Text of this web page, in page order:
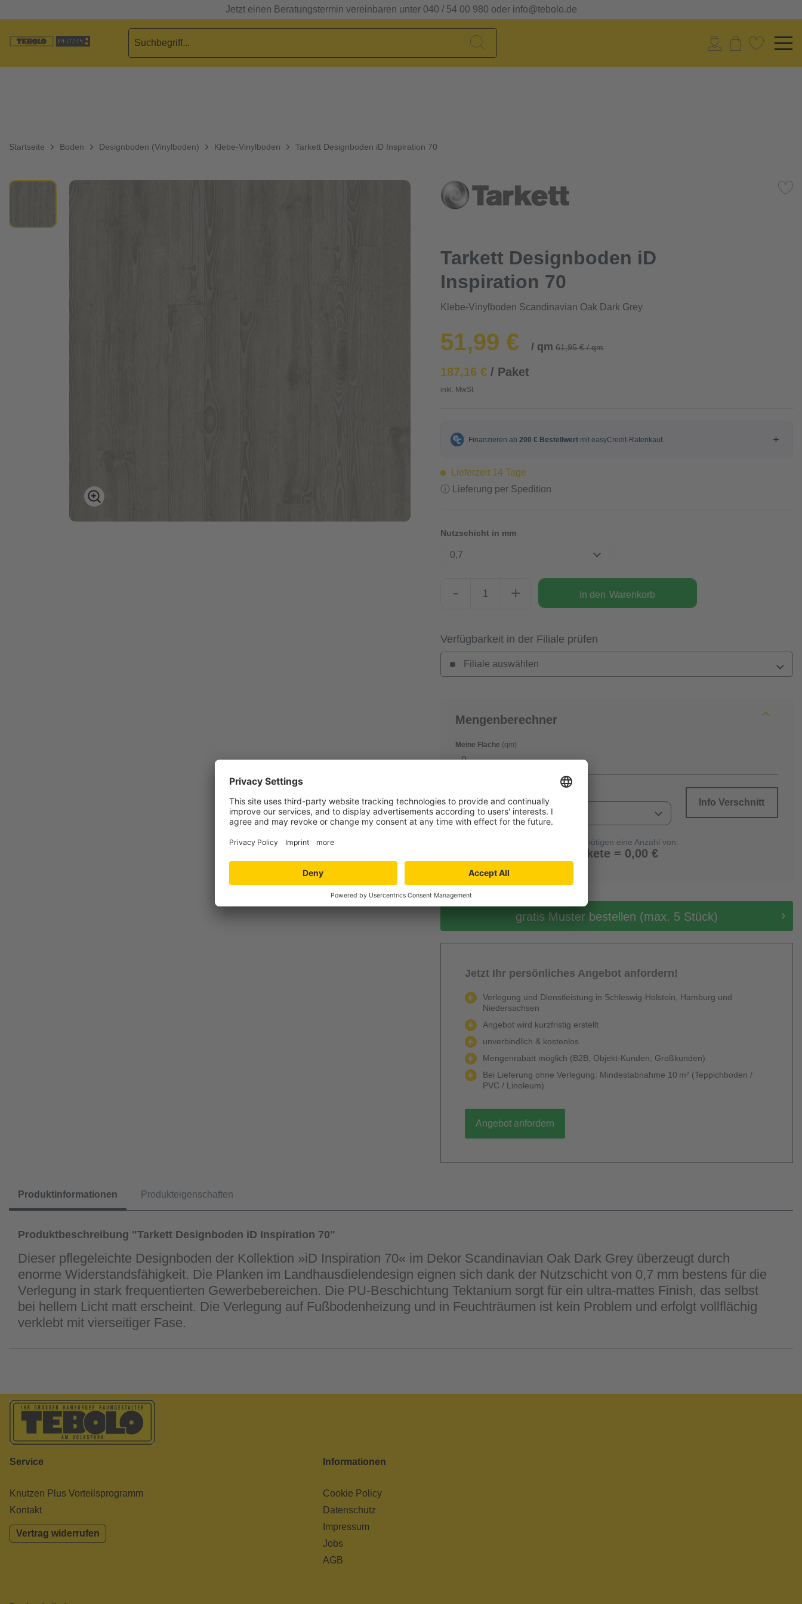
Jetzt einen Beratungstermin vereinbaren unter 040 / 54 00 980 oder info@tebolo.de
Startseite Boden Designboden (Vinylboden) Klebe-Vinylboden Tarkett Designboden iD Inspiration 70
Tarkett Designboden iD
Inspiration 70
Klebe-Vinylboden Scandinavian Oak Dark Grey
51,99 € / qm 61,95 € / qm
187,16 €/ Paket
inkl. MwSt.
Lieferzeit 14 Tage
ⓘ Lieferung per Spedition
Nutzschicht in mm
0,7
- + In den Warenkorb
Verfügbarkeit in der Filiale prüfen
Filiale auswählen
Mengenberechner
Meine Fläche (qm)
0
Info Verschnitt
Sie benötigen eine Anzahl von:
0 Pakete = 0,00 €
gratis Muster bestellen (max. 5 Stück)
Jetzt Ihr persönliches Angebot anfordern!
Verlegung und Dienstleistung in Schleswig-Holstein, Hamburg und
Niedersachsen
Angebot wird kurzfristig erstellt
unverbindlich & kostenlos
Mengenrabatt möglich (B2B, Objekt-Kunden, Großkunden)
Bei Lieferung ohne Verlegung: Mindestabnahme 10 m² (Teppichboden /
PVC / Linoleum)
Angebot anfordern
Produktinformationen Produkteigenschaften
Produktbeschreibung "Tarkett Designboden iD Inspiration 70"
Dieser pflegeleichte Designboden der Kollektion »iD Inspiration 70« im Dekor Scandinavian Oak Dark Grey überzeugt durch
enorme Widerstandsfähigkeit. Die Planken im Landhausdielendesign eignen sich dank der Nutzschicht von 0,7 mm bestens für die
Verlegung in stark frequentierten Gewerbebereichen. Die PU-Beschichtung Tektanium sorgt für ein ultra-mattes Finish, das selbst
bei hellem Licht matt erscheint. Die Verlegung auf Fußbodenheizung und in Feuchträumen ist kein Problem und erfolgt vollflächig
verklebt mit vierseitiger Fase.
Service
Knutzen Plus Vorteilsprogramm
Kontakt
Vertrag widerrufen
Informationen
Cookie Policy
Datenschutz
Impressum
Jobs
AGB